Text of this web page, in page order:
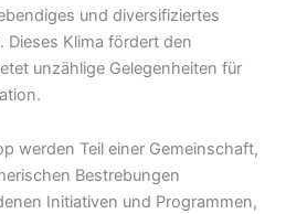
und diversifiziertes
Klima fördert den
unzählige Gelegenheiten für
werden Teil einer Gemeinschaft,
Bestrebungen
Initiativen und Programmen,